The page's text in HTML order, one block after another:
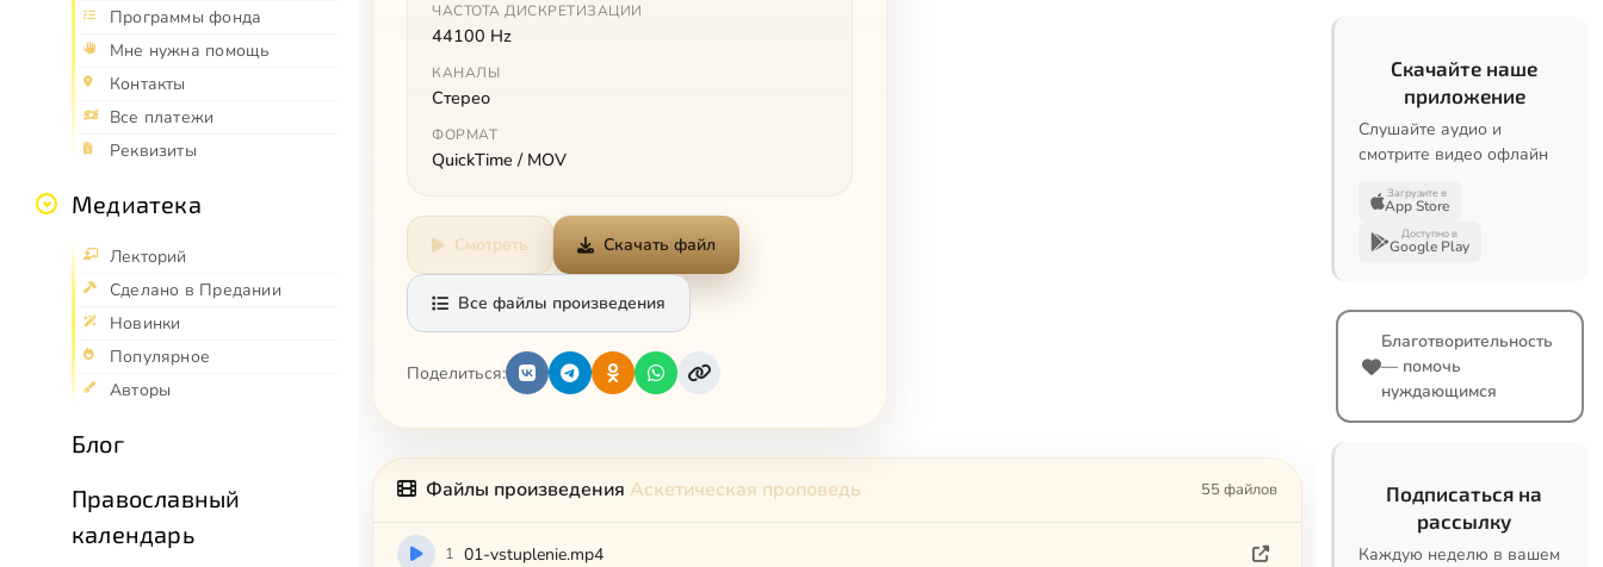
Программы фонда
Мне нужна помощь
Контакты
Все платежи
Реквизиты
Медиатека
Лекторий
Сделано в Предании
Новинки
Популярное
Авторы
Блог
Православный
календарь
ЧАСТОТА ДИСКРЕТИЗАЦИИ
44100 Hz
КАНАЛЫ
Стерео
ФОРМАТ
QuickTime / MOV
Смотреть Скачать файл
Все файлы произведения
Поделиться:
Файлы произведения Аскетическая проповедь 55 файлов
1 01-vstuplenie.mp4
Скачайте наше
приложение
Слушайте аудио и
смотрите видео офлайн
Загрузите в
App Store
Доступно в
Google Play
Благотворительность
— помочь
нуждающимся
Подписаться на
рассылку
Каждую неделю в вашем